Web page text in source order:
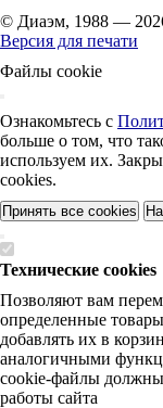
© Диаэм, 1988 —
Версия для печати
Файлы cookie
Ознакомьтесь с
больше о том, что
используем их.
cookies.
Принять все cookies
Технические cookies
Позволяют вам
определенные
добавлять их в
аналогичными
cookie-файлы должны
работы сайта